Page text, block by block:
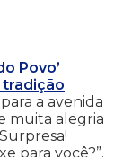
Povo’
tradição
a avenida
muita alegria
para você?”.